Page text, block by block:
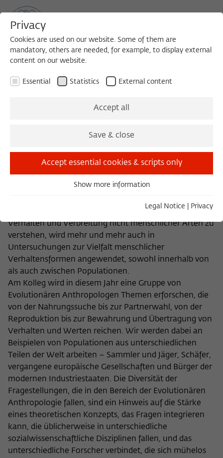
Evolutionäre
Anthropologie
Die Anthropologie hat in den letzten Jahren einen
ursprünglich entwickelt wurde, um Lebensgeschichten,
Verhalten und Verbreitung nicht menschlicher Arten zu
verstehen, wird mehr und mehr auch in
Untersuchungen zur Vielfalt menschlicher
Verhaltensformen angewendet, sowohl innerhalb von
als auch zwischen Populationen.
Am Kolleg wird in diesem Jahr eine Gruppe von
Evolutionären Anthropologen Themen erforschen, die
von der Nahrungssuche bis zur Partnerwahl, von der
Reproduktion bis zur Bewahrung und Übertragung von
Verhalten und Werten reichen. Wir werden dabei an
Beispielen von Populationen aus unterschiedlichen
Teilen der Welt arbeiten – Sammler und Jäger, Schäfer,
vergangene europäische Gesellschaften und Bürger der
modernen Industriestaaten. Die Diversität der
Fragestellungen, die in den Bereich der Evolutionären
Anthropologie fallen, sind ein Hinweis auf die Stärke
eines theoretischen Konzepts, das Fragen integrieren
kann, die üblicherweise in unterschiedliche
sozialwissenschaftliche Disziplinen fallen, und das
unterschiedliche Forscher verbindet, die sich mühelos
Privacy
Cookies are used on our website. Some of them are
mandatory, others are needed, for example, to display external
content on our website.
Essential Statistics External content
Accept all
Save & close
Accept essential cookies & scripts only
Essential cookies are needed for basic functionality. This
Name cookie_optin
Provider Wissenschaftskolleg zu Berlin
1 Year
Purpose
This cookie is used to store your cookie
settings for this website.
Name fe_typo_user
Provider Wissenschaftskolleg zu Berlin
Purpose
This cookie is used to identify a session ID
when logging in to the internal area of
the Wissenschaftskolleg website.
Show cookie information
Statistics
These cookies are used to collect statistics regarding the
use of our website content on our self-administered
statistics platform Matomo. The information collected
about the use of the website is exclusively available to the
Wissenschaftskolleg zu Berlin and will not be passed on to
third parties.
Name _pk_id
Provider Matomo
Lifetime 13 Monate
Purpose
This cookie is used to store some details
about the user, such as the unique visitor
ID
Show cookie information
External content
We use external content on our website to offer you
additional information. This external content is, for example,
videos from the video platform Vimeo and content from the
news service Bluesky. If you agree to the display of external
content, Vimeo uses the local memory of the browser to
store information about your interaction with videos (e.g.
frequency of viewing, duration of playback time, etc).
Show more information
Legal Notice Privacy